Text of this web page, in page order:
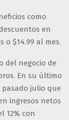
como
en
o $14.99 al mes.
del negocio de
En su último
julio que
ingresos netos
12% con